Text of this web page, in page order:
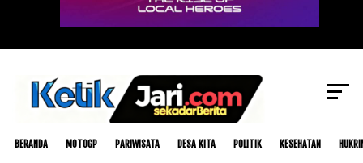
BERANDA MOTOGP PARIWISATA DESA KITA POLITIK KESEHATAN
Baca Juga : Politeknik Pariwisata Lombok
Bedah Buku " Sosok Perempuan Inspiratif 2 "